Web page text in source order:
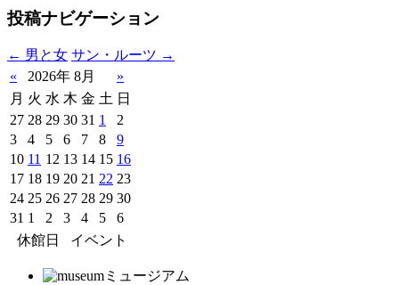
投稿ナビゲーション
← 男と女 サン・ルーツ →
«
2026年 8月
»
月 火 水 木 金 土 日
27 28 29 30 31 1
2
3
4 5 6 7 8
9
10 11 12 13 14 15 16
17 18 19 20 21 22 23
24 25 26 27 28 29 30
31 1 2 3 4 5
6
休館日
イベント
ミュージアム